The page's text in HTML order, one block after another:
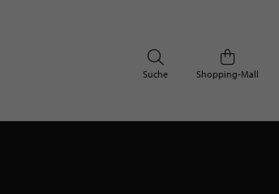
Shopping-Mall
Suche